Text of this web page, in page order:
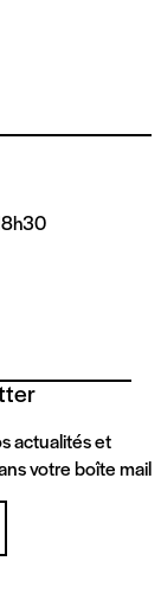
actualités et
votre boîte mail